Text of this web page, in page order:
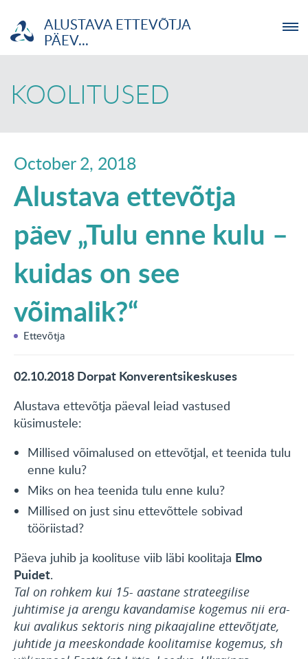
ALUSTAVA ETTEVÕTJA
PÄEV...
MTÜ
INVESTOR
TUTVUSTUS
UUDISED
KONTAKT
English
KOOLITUSED
October 2, 2018
Alustava ettevõtja
päev „Tulu enne kulu –
kuidas on see
võimalik?“
Ettevõtja
02.10.2018 Dorpat Konverentsikeskuses
Alustava ettevõtja päeval leiad vastused
küsimustele:
Millised võimalused on ettevõtjal, et teenida tulu
enne kulu?
Miks on hea teenida tulu enne kulu?
Millised on just sinu ettevõttele sobivad
tööriistad?
Päeva juhib ja koolituse viib läbi koolitaja Elmo
Puidet.
Tal on rohkem kui 15- aastane strateegilise
juhtimise ja arengu kavandamise kogemus nii era-
kui avalikus sektoris ning pikaajaline ettevõtjate,
juhtide ja meeskondade koolitamise kogemus, sh